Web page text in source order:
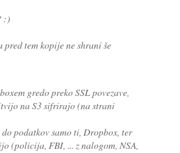
:)
tem kopije ne shrani še
gredo preko SSL povezave,
na S3 sifrirajo (na strani
podatkov samo ti, Dropbox, ter
(policija, FBI, ... z nalogom, NSA,